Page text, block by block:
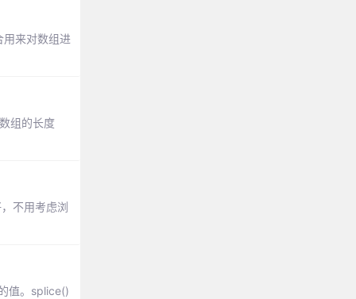
用来对数组进
组的长度
不用考虑浏
值。splice()